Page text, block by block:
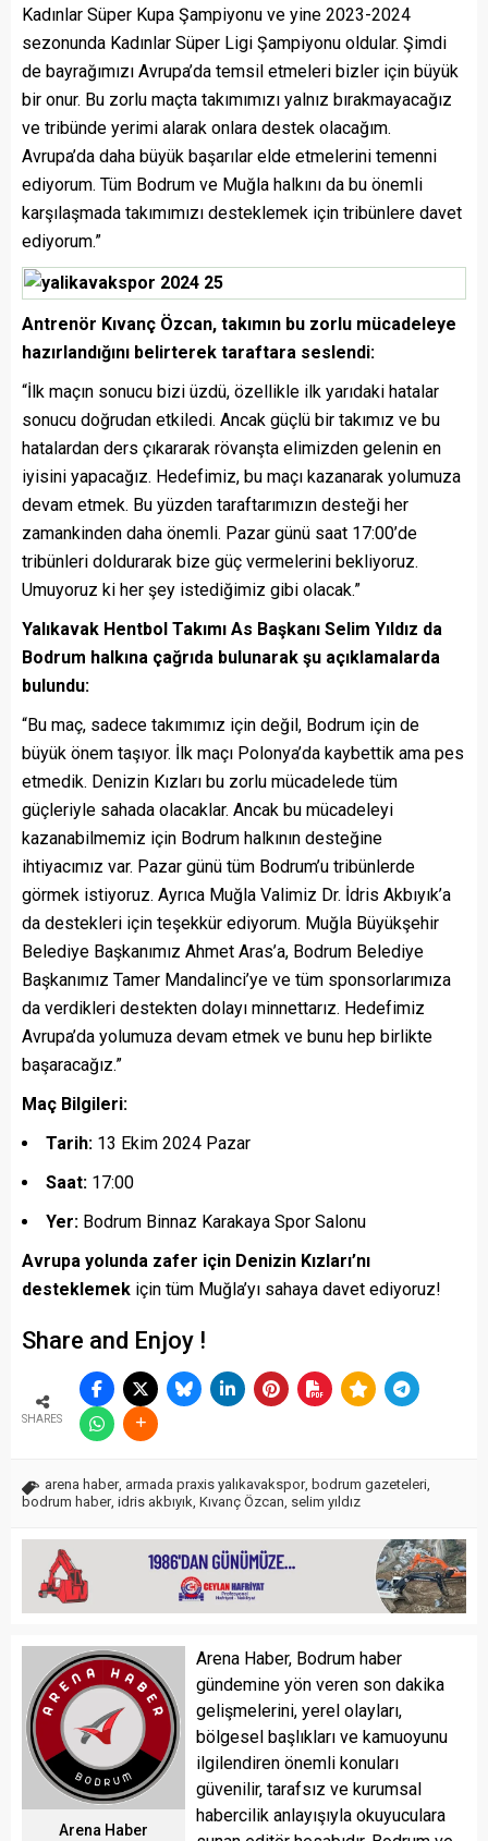
Kadınlar Süper Kupa Şampiyonu ve yine 2023-2024
sezonunda Kadınlar Süper Ligi Şampiyonu oldular. Şimdi
de bayrağımızı Avrupa’da temsil etmeleri bizler için büyük
bir onur. Bu zorlu maçta takımımızı yalnız bırakmayacağız
ve tribünde yerimi alarak onlara destek olacağım.
Avrupa’da daha büyük başarılar elde etmelerini temenni
ediyorum. Tüm Bodrum ve Muğla halkını da bu önemli
karşılaşmada takımımızı desteklemek için tribünlere davet
ediyorum.”
Antrenör Kıvanç Özcan, takımın bu zorlu mücadeleye
hazırlandığını belirterek taraftara seslendi:
“İlk maçın sonucu bizi üzdü, özellikle ilk yarıdaki hatalar
sonucu doğrudan etkiledi. Ancak güçlü bir takımız ve bu
hatalardan ders çıkararak rövanşta elimizden gelenin en
iyisini yapacağız. Hedefimiz, bu maçı kazanarak yolumuza
devam etmek. Bu yüzden taraftarımızın desteği her
zamankinden daha önemli. Pazar günü saat 17:00’de
tribünleri doldurarak bize güç vermelerini bekliyoruz.
Umuyoruz ki her şey istediğimiz gibi olacak.”
Yalıkavak Hentbol Takımı As Başkanı Selim Yıldız da
Bodrum halkına çağrıda bulunarak şu açıklamalarda
bulundu:
“Bu maç, sadece takımımız için değil, Bodrum için de
büyük önem taşıyor. İlk maçı Polonya’da kaybettik ama pes
etmedik. Denizin Kızları bu zorlu mücadelede tüm
güçleriyle sahada olacaklar. Ancak bu mücadeleyi
kazanabilmemiz için Bodrum halkının desteğine
ihtiyacımız var. Pazar günü tüm Bodrum’u tribünlerde
görmek istiyoruz. Ayrıca Muğla Valimiz Dr. İdris Akbıyık’a
da destekleri için teşekkür ediyorum. Muğla Büyükşehir
Belediye Başkanımız Ahmet Aras’a, Bodrum Belediye
Başkanımız Tamer Mandalinci’ye ve tüm sponsorlarımıza
da verdikleri destekten dolayı minnettarız. Hedefimiz
Avrupa’da yolumuza devam etmek ve bunu hep birlikte
başaracağız.”
Maç Bilgileri:
Tarih: 13 Ekim 2024 Pazar
Saat: 17:00
Yer: Bodrum Binnaz Karakaya Spor Salonu
Avrupa yolunda zafer için Denizin Kızları’nı
desteklemek için tüm Muğla’yı sahaya davet ediyoruz!
Share and Enjoy !
SHARES
arena haber, armada praxis yalıkavakspor, bodrum gazeteleri
bodrum haber, idris akbıyık Kıvanç Özcan selim yıldız
Arena Haber
Arena Haber, Bodrum haber
gündemine yön veren son dakika
gelişmelerini, yerel olayları,
bölgesel başlıkları ve kamuoyunu
ilgilendiren önemli konuları
güvenilir, tarafsız ve kurumsal
habercilik anlayışıyla okuyuculara